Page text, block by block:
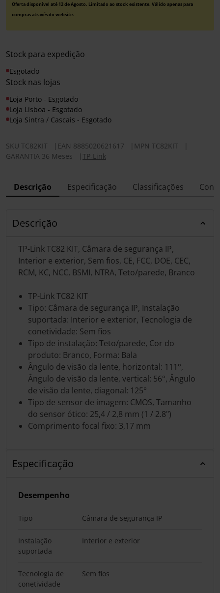
Oferta disponível até 12 de Agosto. Limitado ao stock existente. Válido apenas para
compras através do website.
Stock para expedição
Esgotado
Stock nas lojas
Loja Porto - Esgotado
Loja Lisboa - Esgotado
Loja Sintra / Cascais - Esgotado
SKU TC82KIT EAN 8885020621617 MPN TC82KIT
GARANTIA 36 Meses
TP-Link
Descrição Especificação Classificações
Descrição
TP-Link TC82 KIT, Câmara de segurança IP,
Interior e exterior, Sem fios, CE, FCC, DOE, CEC,
RCM, KC, NCC, BSMI, NTRA, Teto/parede, Branco
TP-Link TC82 KIT
Tipo: Câmara de segurança IP, Instalação
suportada: Interior e exterior, Tecnologia de
conetividade: Sem fios
Tipo de instalação: Teto/parede, Cor do
produto: Branco, Forma: Bala
Ângulo de visão da lente, horizontal: 111°,
Ângulo de visão da lente, vertical: 56°, Ângulo
de visão da lente, diagonal: 125°
Tipo de sensor de imagem: CMOS, Tamanho
do sensor ótico: 25,4 / 2,8 mm (1 / 2.8")
Comprimento focal fixo: 3,17 mm
Especificação
Desempenho
Tipo Câmara de segurança IP
Instalação
suportada
Interior e exterior
Tecnologia de
conetividade
Sem fios